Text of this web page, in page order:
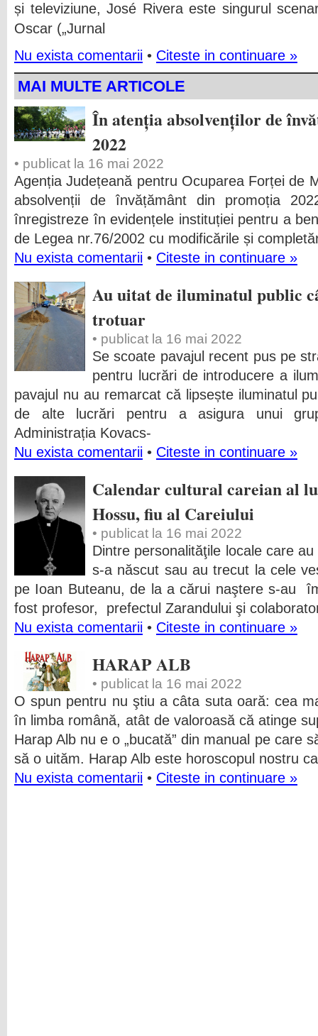
și televiziune, José Rivera este singurul
Oscar („Jurnal
Nu exista comentarii • Citeste in continuare »
MAI MULTE ARTICOLE
În atenția absolvenților de
2022
• publicat la 16 mai 2022
Agenția Județeană pentru Ocuparea Forței de
absolvenții de învățământ din promoția
înregistreze în evidențele instituției pentru a
de Legea nr.76/2002 cu modificările și
Nu exista comentarii • Citeste in continuare »
Au uitat de iluminatul public
trotuar
• publicat la 16 mai 2022
Se scoate pavajul recent pus pe
pentru lucrări de introducere a
pavajul nu au remarcat că lipsește iluminatul
de alte lucrări pentru a asigura unui
Administrația Kovacs-
Nu exista comentarii • Citeste in continuare »
Calendar cultural careian al
Hossu, fiu al Careiului
• publicat la 16 mai 2022
Dintre personalităţile locale care
s-a născut sau au trecut la cele
pe Ioan Buteanu, de la a cărui naştere s-au
fost profesor, prefectul Zarandului şi
Nu exista comentarii • Citeste in continuare »
HARAP ALB
• publicat la 16 mai 2022
O spun pentru nu ştiu a câta suta oară: cea
în limba română, atât de valoroasă că atinge
Harap Alb nu e o „bucată” din manual pe care
să o uităm. Harap Alb este horoscopul nostru
Nu exista comentarii • Citeste in continuare »